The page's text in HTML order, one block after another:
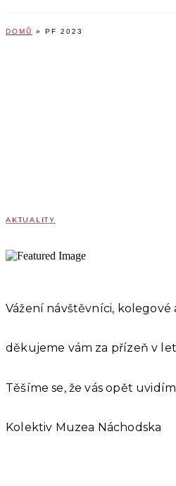
DOMŮ » PF 2023
AKTUALITY
Vážení návštěvníci,
děkujeme vám za přízeň v
Těšíme se, že vás opět
Kolektiv Muzea Náchodska